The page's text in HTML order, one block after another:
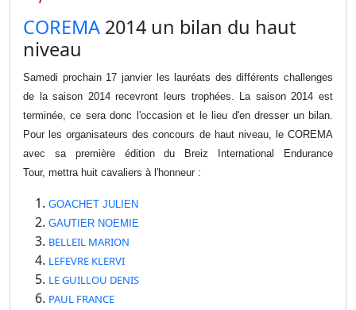
​COREMA 2014 un bilan du haut
niveau
Samedi prochain 17 janvier les lauréats des différents challenges
de la saison 2014 recevront leurs trophées. La saison 2014 est
terminée, ce sera donc l'occasion et le lieu d'en dresser un bilan.
Pour les organisateurs des concours de haut niveau, le COREMA
avec sa première édition du Breiz International Endurance
Tour, mettra huit cavaliers à l'honneur :
GOACHET JULIEN
GAUTIER NOEMIE
BELLEIL MARION
LEFEVRE KLERVI
LE GUILLOU DENIS
PAUL FRANCE